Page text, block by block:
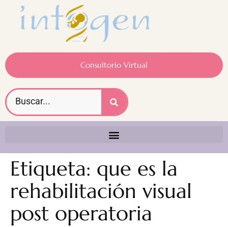
Consultorio Virtual
Etiqueta: que es la
rehabilitación visual
post operatoria